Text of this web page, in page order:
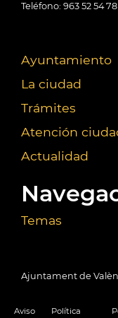
Teléfono: 963 52 54 78
Ayuntamiento
La ciudad
Trámites
Atención
Actualidad
Temas
Ajuntament de
Aviso
Política